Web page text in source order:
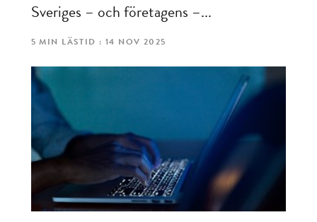
Sveriges – och företagens –...
5 MIN LÄSTID : 14 NOV 2025